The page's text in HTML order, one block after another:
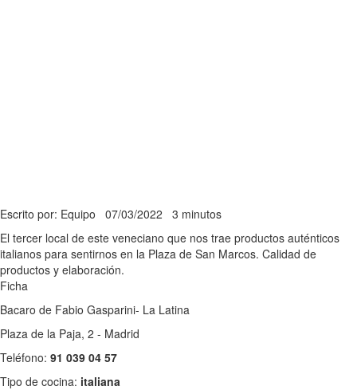
Escrito por: Equipo 07/03/2022 3 minutos
El tercer local de este veneciano que nos trae productos auténticos
italianos para sentirnos en la Plaza de San Marcos. Calidad de
productos y elaboración.
Ficha
Bacaro de Fabio Gasparini- La Latina
Plaza de la Paja, 2 - Madrid
Teléfono: 91 039 04 57
Tipo de cocina: italiana